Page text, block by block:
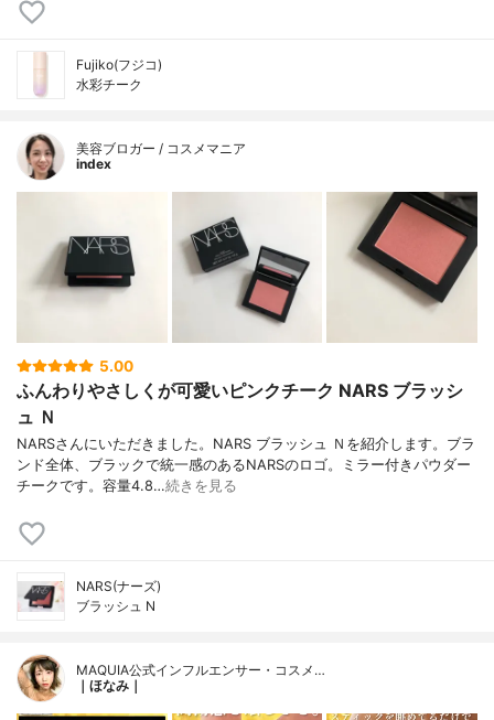
Fujiko(フジコ)
水彩チーク
美容ブロガー / コスメマニア
index
5.00
ふんわりやさしくが可愛いピンクチーク NARS ブラッシ
ュ Ｎ
NARSさんにいただきました。NARS ブラッシュ Ｎを紹介します。ブラ
ンド全体、ブラックで統一感のあるNARSのロゴ。ミラー付きパウダー
チークです。容量4.8…続きを見る
NARS(ナーズ)
ブラッシュ N
MAQUIA公式インフルエンサー・コスメ…
｜ほなみ｜